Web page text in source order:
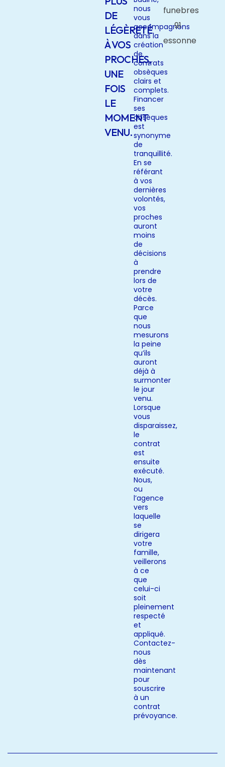
DE
LÉGÈRETÉ
À VOS
PROCHES,
UNE
FOIS
LE
MOMENT
VENU.
nous
vous
accompagnons
dans la
création
de
contrats
obsèques
clairs et
complets.
Financer
ses
obsèques
est
synonyme
de
tranquillité.
En se
référant
à vos
dernières
volontés,
vos
proches
auront
moins
de
décisions
à
prendre
lors de
votre
décès.
Parce
que
nous
mesurons
la peine
qu’ils
auront
déjà à
surmonter
le jour
venu.
Lorsque
vous
disparaissez,
le
contrat
est
ensuite
exécuté.
Nous,
ou
l’agence
vers
laquelle
se
dirigera
votre
famille,
veillerons
à ce
que
celui-ci
soit
pleinement
respecté
et
appliqué.
Contactez-
nous
dès
maintenant
pour
souscrire
à un
contrat
prévoyance.